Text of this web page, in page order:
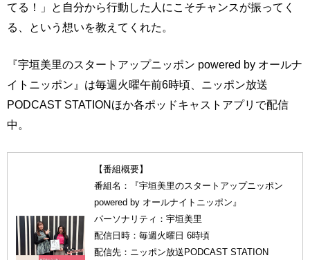
てる！」と自分から行動した人にこそチャンスが振ってく
る、という想いを教えてくれた。
『宇垣美里のスタートアップニッポン powered by オールナ
イトニッポン』は毎週火曜午前6時頃、ニッポン放送
PODCAST STATIONほか各ポッドキャストアプリで配信
中。
【番組概要】
番組名：『宇垣美里のスタートアップニッポン
powered by オールナイトニッポン』
パーソナリティ：宇垣美里
配信日時：毎週火曜日 6時頃
配信先：ニッポン放送PODCAST STATION